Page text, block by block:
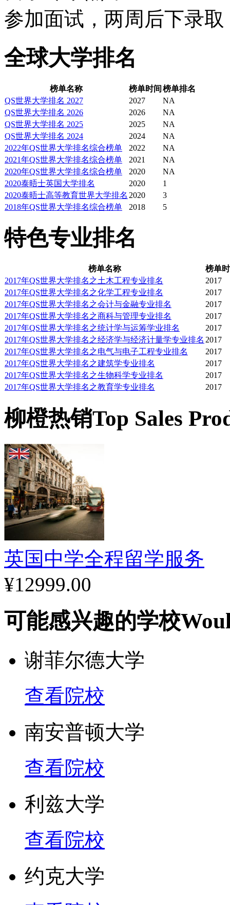
参加面试，两周后下录取
全球大学排名
榜单名称 榜单时间 榜单排名
QS世界大学排名 2027
2027
NA
QS世界大学排名 2026
2026
NA
QS世界大学排名 2025
2025
NA
QS世界大学排名 2024
2024
NA
2022年QS世界大学排名综合榜单
2022
NA
2021年QS世界大学排名综合榜单
2021
NA
2020年QS世界大学排名综合榜单
2020
NA
2020泰晤士英国大学排名
2020
1
2020泰晤士高等教育世界大学排名 2020
3
2018年QS世界大学排名综合榜单
2018 5
特色专业排名
榜单名称
榜单
2017年QS世界大学排名之土木工程专业排名
2017
2017年QS世界大学排名之化学工程专业排名
2017
2017年QS世界大学排名之会计与金融专业排名
2017
2017年QS世界大学排名之商科与管理专业排名
2017
2017年QS世界大学排名之统计学与运筹学业排名
2017
2017年QS世界大学排名之经济学与经济计量学专业排名 2017
2017年QS世界大学排名之电气与电子工程专业排名
2017
2017年QS世界大学排名之建筑学专业排名
2017
2017年QS世界大学排名之生物科学专业排名
2017
2017年QS世界大学排名之教育学专业排名
2017
柳橙热销Top Sales
英国中学全程留学服务
¥12999.00
可能感兴趣的学校
谢菲尔德大学
查看院校
南安普顿大学
查看院校
利兹大学
查看院校
约克大学